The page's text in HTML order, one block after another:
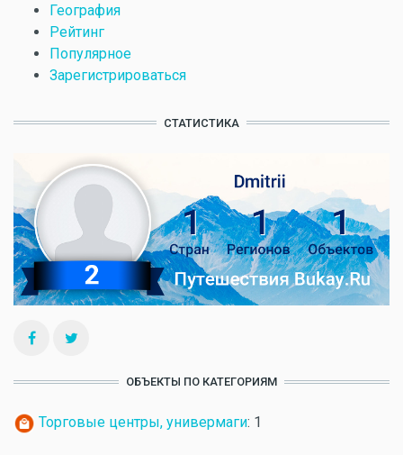
География
Рейтинг
Популярное
Зарегистрироваться
СТАТИСТИКА
ОБЪЕКТЫ ПО КАТЕГОРИЯМ
Торговые центры, универмаги: 1